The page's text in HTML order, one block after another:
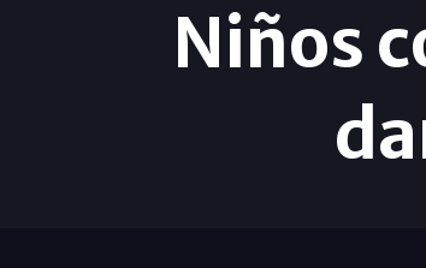
Niños